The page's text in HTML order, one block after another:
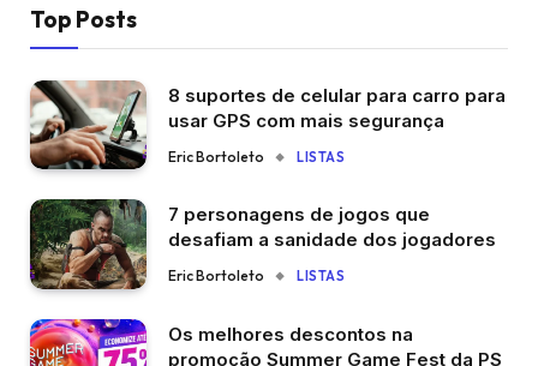
Top Posts
8 suportes de celular para carro para
usar GPS com mais segurança
Eric Bortoleto LISTAS
7 personagens de jogos que
desafiam a sanidade dos jogadores
Eric Bortoleto LISTAS
Os melhores descontos na
promoção Summer Game Fest da PS